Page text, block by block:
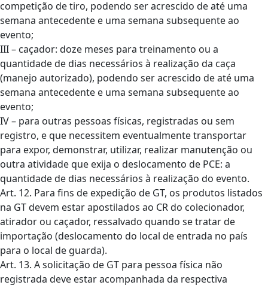
competição de tiro, podendo ser acrescido de até uma
semana antecedente e uma semana subsequente ao
evento;
III – caçador: doze meses para treinamento ou a
quantidade de dias necessários à realização da caça
(manejo autorizado), podendo ser acrescido de até uma
semana antecedente e uma semana subsequente ao
evento;
IV – para outras pessoas físicas, registradas ou sem
registro, e que necessitem eventualmente transportar
para expor, demonstrar, utilizar, realizar manutenção ou
outra atividade que exija o deslocamento de PCE: a
quantidade de dias necessários à realização do evento.
Art. 12. Para fins de expedição de GT, os produtos listados
na GT devem estar apostilados ao CR do colecionador,
atirador ou caçador, ressalvado quando se tratar de
importação (deslocamento do local de entrada no país
para o local de guarda).
Art. 13. A solicitação de GT para pessoa física não
registrada deve estar acompanhada da respectiva